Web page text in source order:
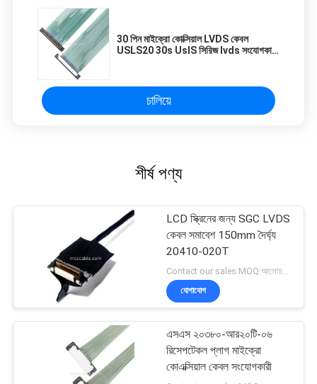
30 পিন মাইক্রো কোক্সিয়াল LVDS কেবল
USLS20 30s UslS সিরিজ lvds সংযোগকারী
চালিয়ে
শীর্ষ পণ্য
LCD স্ক্রিনের জন্য SGC LVDS
কেবল সমাবেশ 150mm দৈর্ঘ্য
20410-020T
Contact our sales MOQ:আলোচনাযোগ্য
যোগাযোগ
এসএস ২০৩৮০-আর২০টি-০৬
রিসেপটেকল প্লাগ মাইক্রো
কোএক্সিয়াল কেবল সংযোগকারী